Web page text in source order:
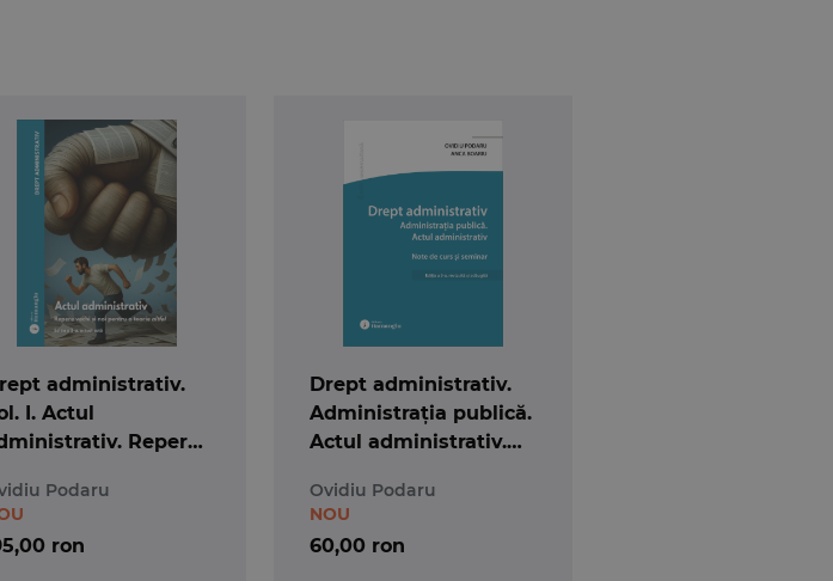
administrativ.
I. Actul
Repere
altfel. Ediția a 3-
Podaru
ron
Drept administrativ.
Administrația publică.
Actul administrativ.
Ovidiu Podaru
60,00 ron
NOU